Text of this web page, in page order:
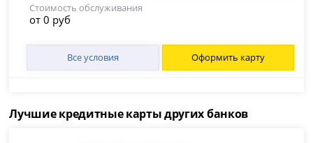
Стоимость обслуживания
от 0 руб
Все условия Оформить карту
Лучшие кредитные карты других банков